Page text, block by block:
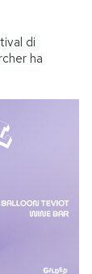
di
ha